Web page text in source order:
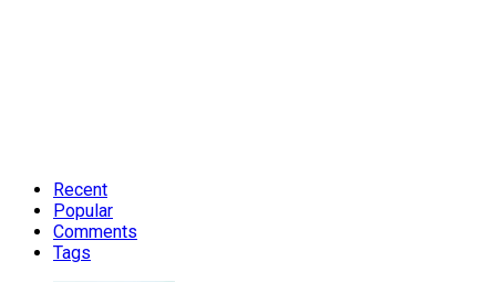
Recent
Popular
Comments
Tags